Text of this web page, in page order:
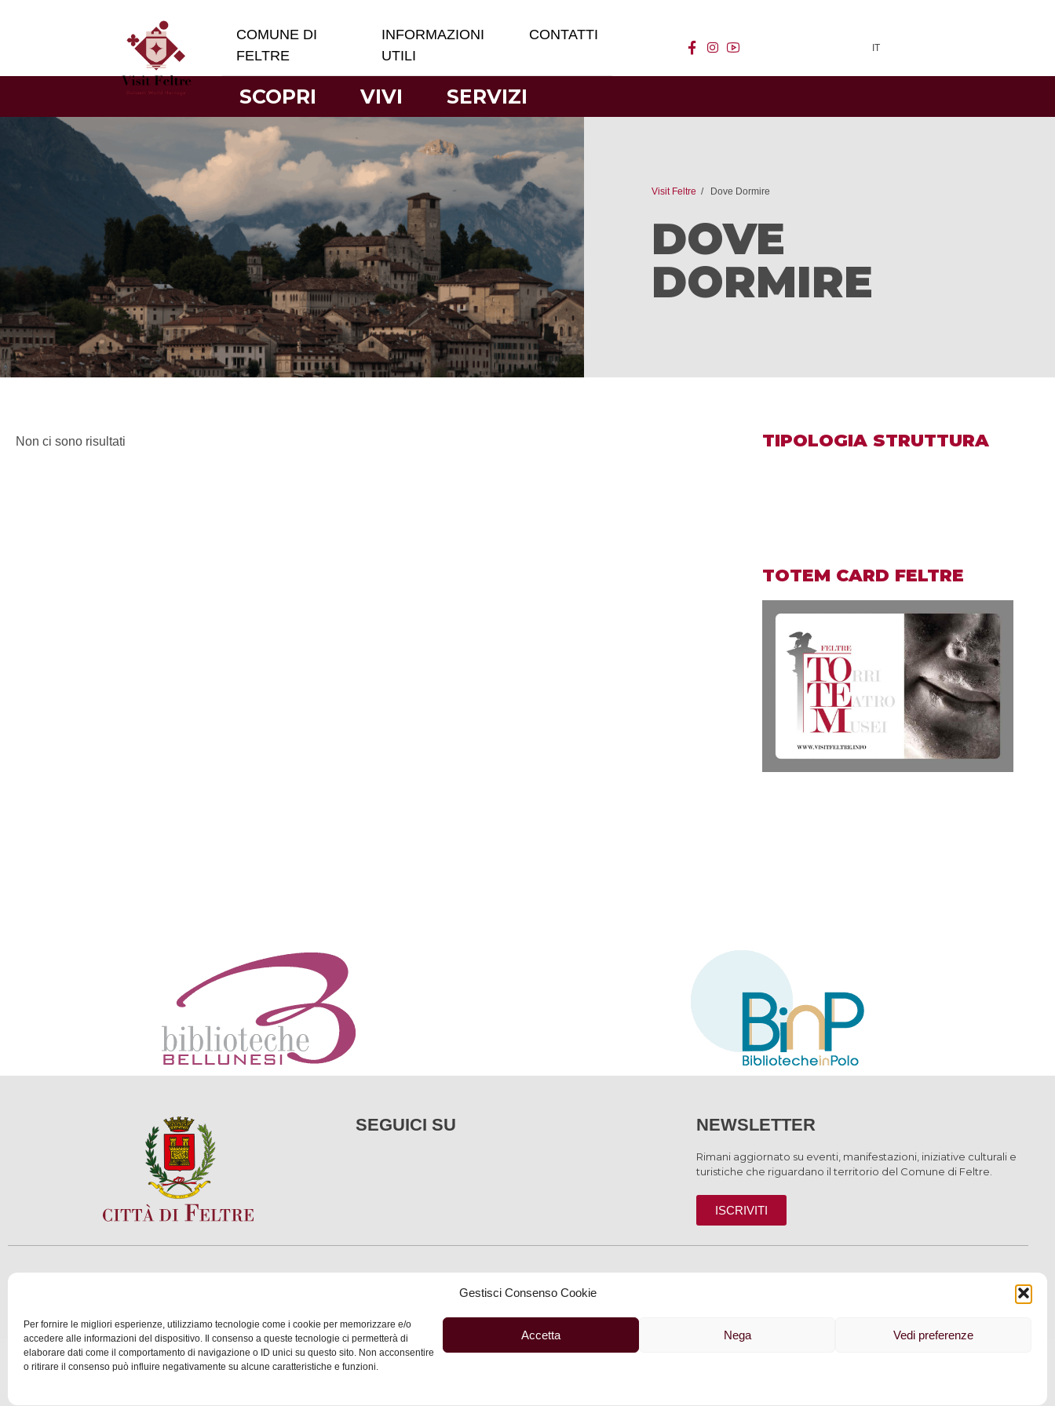
Gestisci Consenso Cookie
Per fornire le migliori esperienze, utilizziamo tecnologie come i cookie per memorizzare e/o
accedere alle informazioni del dispositivo. Il consenso a queste tecnologie ci permetterà di
elaborare dati come il comportamento di navigazione o ID unici su questo sito. Non acconsentire
o ritirare il consenso può influire negativamente su alcune caratteristiche e funzioni.
Accetta Nega Vedi preferenze
COMUNE DI
FELTRE
INFORMAZIONI
UTILI
CONTATTI
facebook
instagram IT
SCOPRI VIVI SERVIZI
Visit Feltre Dove Dormire
DOVE
DORMIRE
Non ci sono risultati TIPOLOGIA STRUTTURA
TOTEM CARD FELTRE
SEGUICI SU NEWSLETTER
Rimani aggiornato su eventi, manifestazioni, iniziative culturali e
turistiche che riguardano il territorio del Comune di Feltre.
ISCRIVITI
SERVIZI
© 2025 Assessorato al Turismo della Città di Feltre